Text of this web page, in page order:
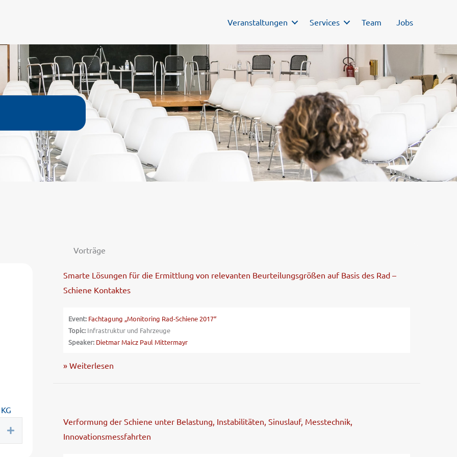
Veranstaltungen Services Team Jobs
Expand
Vorträge
Smarte Lösungen für die Ermittlung von relevanten Beurteilungsgrößen auf Basis des Rad –
Schiene Kontaktes
Event: Fachtagung „Monitoring Rad-Schiene 2017“
Topic: Infrastruktur und Fahrzeuge
Speaker: Dietmar Maicz Paul Mittermayr
» Weiterlesen
Verformung der Schiene unter Belastung, Instabilitäten, Sinuslauf, Messtechnik,
Innovationsmessfahrten